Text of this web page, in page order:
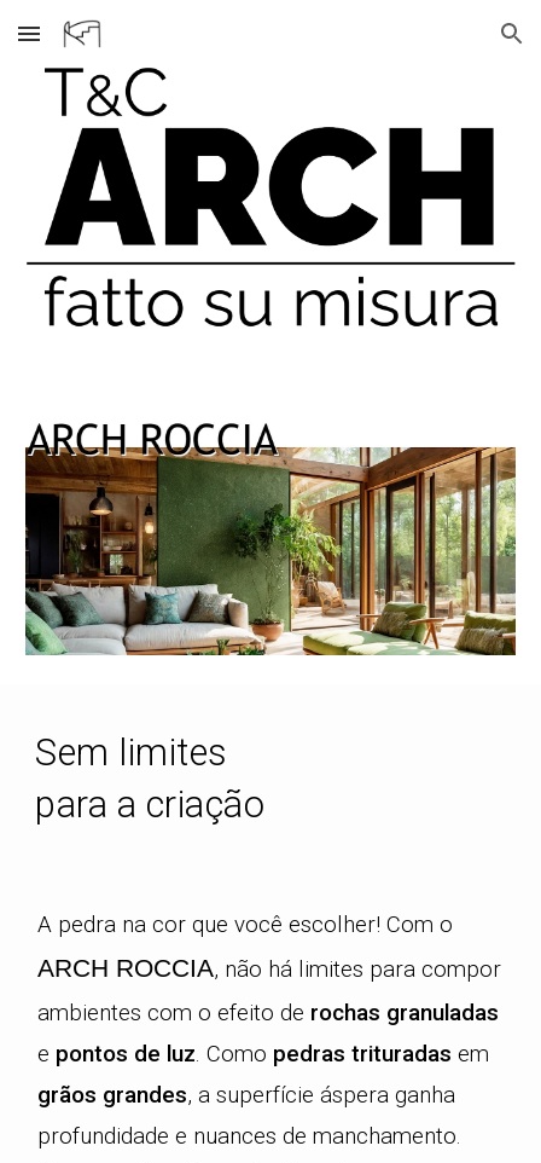
Skip to main content Skip to navigation
Sem limites
para a criação
A pedra na cor que você escolher! Com o
ARCH ROCCIA, não há limites para compor
ambientes com o efeito de rochas granuladas
e pontos de luz. Como pedras trituradas em
grãos grandes, a superfície áspera ganha
profundidade e nuances de manchamento.